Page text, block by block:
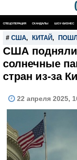
СПЕЦОПЕРАЦИЯ СКАНДАЛЫ ШОУ-БИЗНЕС
# США, КИТАЙ ,
США
солнечные
стран из-за
22 апреля 2025,